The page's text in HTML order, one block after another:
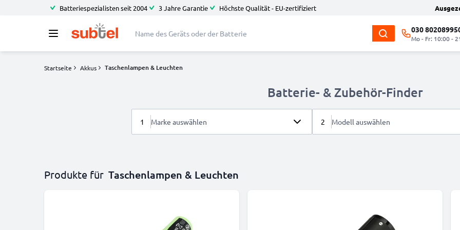
Batteriespezialisten seit 2004 3 Jahre Garantie Höchste Qualität - EU-zertifiziert
030
Mo - Fr: 10:00 -
Startseite Akkus Taschenlampen & Leuchten
Batterie- & Zubehör-Finder
1 Marke auswählen 2 Modell auswählen
Produkte für Taschenlampen & Leuchten